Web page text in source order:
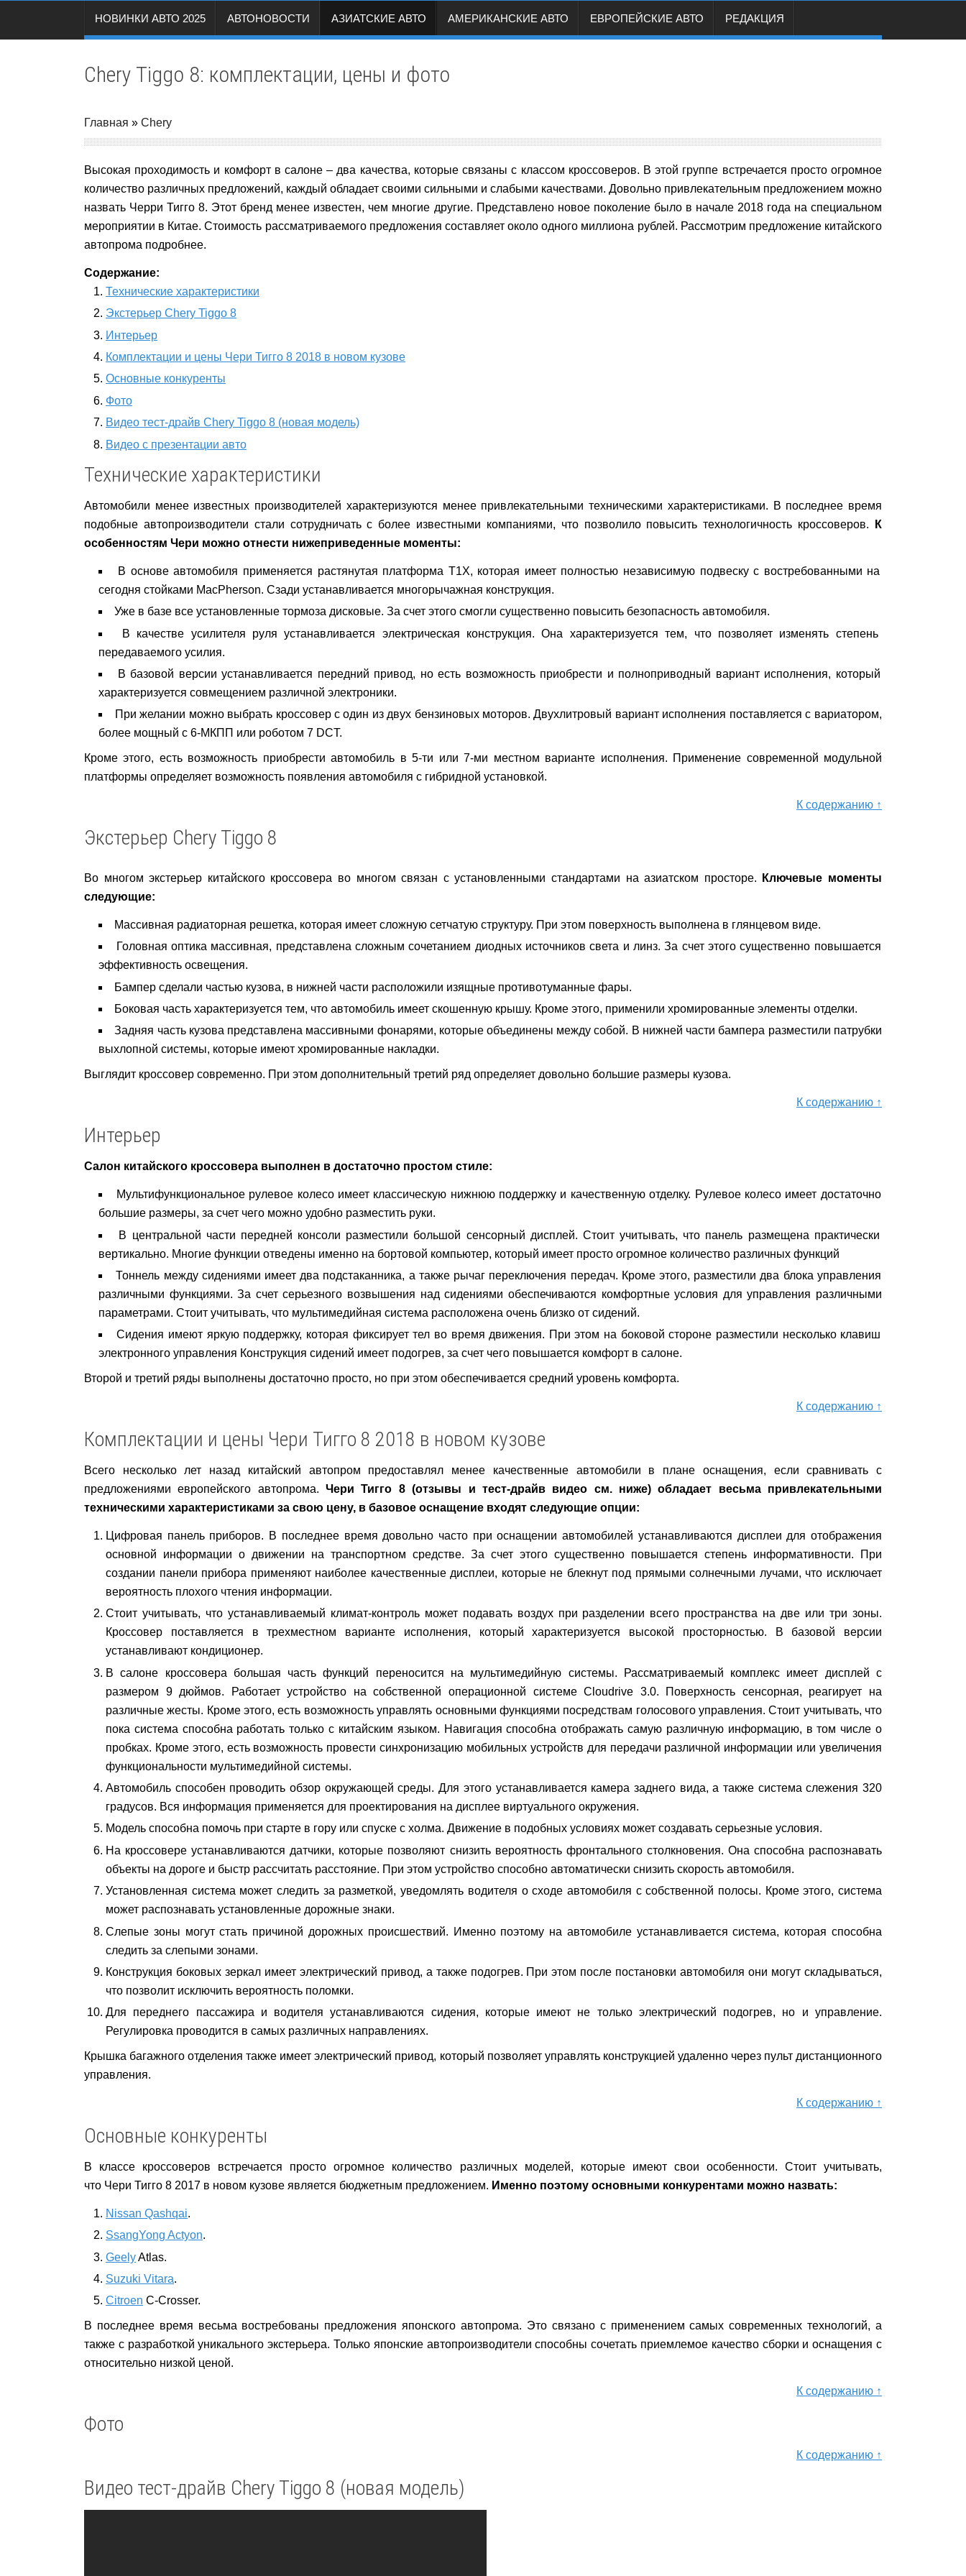
НОВИНКИ АВТО 2025 АВТОНОВОСТИ АЗИАТСКИЕ АВТО АМЕРИКАНСКИЕ АВТО ЕВРОПЕЙСКИЕ АВТО РЕДАКЦИЯ
Chery Tiggo 8: комплектации, цены и фото
Главная » Chery
Высокая проходимость и комфорт в салоне – два качества, которые связаны с классом кроссоверов. В этой группе встречается просто огромное
количество различных предложений, каждый обладает своими сильными и слабыми качествами. Довольно привлекательным предложением можно
назвать Черри Тигго 8. Этот бренд менее известен, чем многие другие. Представлено новое поколение было в начале 2018 года на специальном
мероприятии в Китае. Стоимость рассматриваемого предложения составляет около одного миллиона рублей. Рассмотрим предложение китайского
автопрома подробнее.
Содержание:
Технические характеристики
Экстерьер Chery Tiggo 8
Интерьер
Комплектации и цены Чери Тигго 8 2018 в новом кузове
Основные конкуренты
Фото
Видео тест-драйв Chery Tiggo 8 (новая модель)
Видео с презентации авто
Технические характеристики
Автомобили менее известных производителей характеризуются менее привлекательными техническими характеристиками. В последнее время
подобные автопроизводители стали сотрудничать с более известными компаниями, что позволило повысить технологичность кроссоверов.
К
особенностям Чери можно отнести нижеприведенные моменты:
В основе автомобиля применяется растянутая платформа Т1Х, которая имеет полностью независимую подвеску с востребованными на
сегодня стойками MacPherson. Сзади устанавливается многорычажная конструкция.
Уже в базе все установленные тормоза дисковые. За счет этого смогли существенно повысить безопасность автомобиля.
В качестве усилителя руля устанавливается электрическая конструкция. Она характеризуется тем, что позволяет изменять степень
передаваемого усилия.
В базовой версии устанавливается передний привод, но есть возможность приобрести и полноприводный вариант исполнения, который
характеризуется совмещением различной электроники.
При желании можно выбрать кроссовер с один из двух бензиновых моторов. Двухлитровый вариант исполнения поставляется с вариатором,
более мощный с 6-МКПП или роботом 7 DCT.
Кроме этого, есть возможность приобрести автомобиль в 5-ти или 7-ми местном варианте исполнения. Применение современной модульной
платформы определяет возможность появления автомобиля с гибридной установкой.
К содержанию ↑
Экстерьер Chery Tiggo 8
Во многом экстерьер китайского кроссовера во многом связан с установленными стандартами на азиатском просторе.
Ключевые моменты
следующие:
Массивная радиаторная решетка, которая имеет сложную сетчатую структуру. При этом поверхность выполнена в глянцевом виде.
Головная оптика массивная, представлена сложным сочетанием диодных источников света и линз. За счет этого существенно повышается
эффективность освещения.
Бампер сделали частью кузова, в нижней части расположили изящные противотуманные фары.
Боковая часть характеризуется тем, что автомобиль имеет скошенную крышу. Кроме этого, применили хромированные элементы отделки.
Задняя часть кузова представлена массивными фонарями, которые объединены между собой. В нижней части бампера разместили патрубки
выхлопной системы, которые имеют хромированные накладки.
Выглядит кроссовер современно. При этом дополнительный третий ряд определяет довольно большие размеры кузова.
К содержанию ↑
Интерьер
Салон китайского кроссовера выполнен в достаточно простом стиле:
Мультифункциональное рулевое колесо имеет классическую нижнюю поддержку и качественную отделку. Рулевое колесо имеет достаточно
большие размеры, за счет чего можно удобно разместить руки.
В центральной части передней консоли разместили большой сенсорный дисплей. Стоит учитывать, что панель размещена практически
вертикально. Многие функции отведены именно на бортовой компьютер, который имеет просто огромное количество различных функций
Тоннель между сидениями имеет два подстаканника, а также рычаг переключения передач. Кроме этого, разместили два блока управления
различными функциями. За счет серьезного возвышения над сидениями обеспечиваются комфортные условия для управления различными
параметрами. Стоит учитывать, что мультимедийная система расположена очень близко от сидений.
Сидения имеют яркую поддержку, которая фиксирует тел во время движения. При этом на боковой стороне разместили несколько клавиш
электронного управления Конструкция сидений имеет подогрев, за счет чего повышается комфорт в салоне.
Второй и третий ряды выполнены достаточно просто, но при этом обеспечивается средний уровень комфорта.
К содержанию ↑
Комплектации и цены Чери Тигго 8 2018 в новом кузове
Всего несколько лет назад китайский автопром предоставлял менее качественные автомобили в плане оснащения, если сравнивать с
предложениями европейского автопрома.Чери Тигго 8 (отзывы и тест-драйв видео см. ниже) обладает весьма привлекательными
техническими характеристиками за свою цену, в базовое оснащение входят следующие опции:
Цифровая панель приборов. В последнее время довольно часто при оснащении автомобилей устанавливаются дисплеи для отображения
основной информации о движении на транспортном средстве. За счет этого существенно повышается степень информативности. При
создании панели прибора применяют наиболее качественные дисплеи, которые не блекнут под прямыми солнечными лучами, что исключает
вероятность плохого чтения информации.
Стоит учитывать, что устанавливаемый климат-контроль может подавать воздух при разделении всего пространства на две или три зоны.
Кроссовер поставляется в трехместном варианте исполнения, который характеризуется высокой просторностью. В базовой версии
устанавливают кондиционер.
В салоне кроссовера большая часть функций переносится на мультимедийную системы. Рассматриваемый комплекс имеет дисплей с
размером 9 дюймов. Работает устройство на собственной операционной системе Cloudrive 3.0. Поверхность сенсорная, реагирует на
различные жесты. Кроме этого, есть возможность управлять основными функциями посредствам голосового управления. Стоит учитывать, что
пока система способна работать только с китайским языком. Навигация способна отображать самую различную информацию, в том числе о
пробках. Кроме этого, есть возможность провести синхронизацию мобильных устройств для передачи различной информации или увеличения
функциональности мультимедийной системы.
Автомобиль способен проводить обзор окружающей среды. Для этого устанавливается камера заднего вида, а также система слежения 320
градусов. Вся информация применяется для проектирования на дисплее виртуального окружения.
Модель способна помочь при старте в гору или спуске с холма. Движение в подобных условиях может создавать серьезные условия.
На кроссовере устанавливаются датчики, которые позволяют снизить вероятность фронтального столкновения. Она способна распознавать
объекты на дороге и быстр рассчитать расстояние. При этом устройство способно автоматически снизить скорость автомобиля.
Установленная система может следить за разметкой, уведомлять водителя о сходе автомобиля с собственной полосы. Кроме этого, система
может распознавать установленные дорожные знаки.
Слепые зоны могут стать причиной дорожных происшествий. Именно поэтому на автомобиле устанавливается система, которая способна
следить за слепыми зонами.
Конструкция боковых зеркал имеет электрический привод, а также подогрев. При этом после постановки автомобиля они могут складываться,
что позволит исключить вероятность поломки.
Для переднего пассажира и водителя устанавливаются сидения, которые имеют не только электрический подогрев, но и управление.
Регулировка проводится в самых различных направлениях.
Крышка багажного отделения также имеет электрический привод, который позволяет управлять конструкцией удаленно через пульт дистанционного
управления.
К содержанию ↑
Основные конкуренты
В классе кроссоверов встречается просто огромное количество различных моделей, которые имеют свои особенности. Стоит учитывать,
что Чери Тигго 8 2017 в новом кузове является бюджетным предложением. Именно поэтому основными конкурентами можно назвать:
Nissan Qashqai.
SsangYong Actyon.
GeelyAtlas.
Suzuki Vitara.
Citroen C-Crosser.
В последнее время весьма востребованы предложения японского автопрома. Это связано с применением самых современных технологий, а
также с разработкой уникального экстерьера. Только японские автопроизводители способны сочетать приемлемое качество сборки и оснащения с
относительно низкой ценой.
К содержанию ↑
Фото
К содержанию ↑
Видео тест-драйв Chery Tiggo 8 (новая модель)